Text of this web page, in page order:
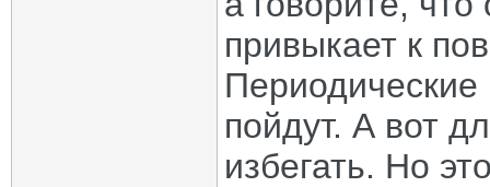
привыкает к
пойдут. А вот
избегать. Но